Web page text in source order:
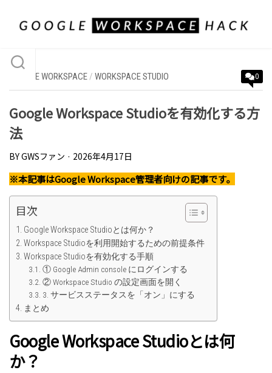
GOOGLE WORKSPACE/ WORKSPACE STUDIO 0
Google Workspace Studioを有効化する方
法
BYGWSファン · 2026年4月17日
※本記事はGoogle Workspace管理者向けの記事です。
目次
Google Workspace Studioとは何か？
Workspace Studioを利用開始するための前提条件
Workspace Studioを有効化する手順
① Google Admin console にログインする
② Workspace Studio の設定画面を開く
3. サービスステータスを「オン」にする
まとめ
Google Workspace Studioとは何
か？